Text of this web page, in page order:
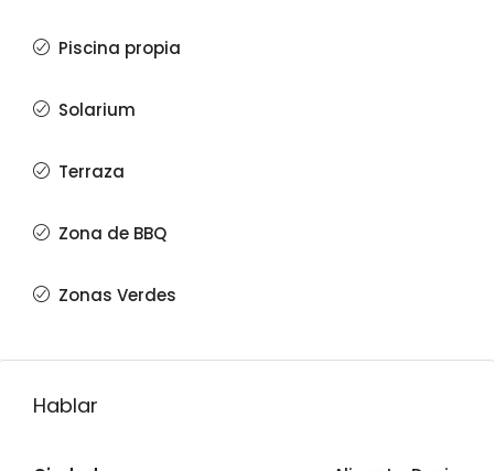
Piscina propia
Solarium
Terraza
Zona de BBQ
Zonas Verdes
Hablar